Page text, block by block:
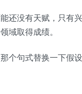
还没有天赋，只有
域取得成绩。
个句式替换一下假设